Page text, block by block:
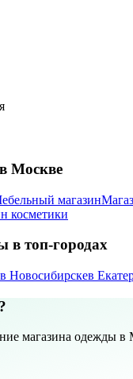
Москве
магазин
косметики
в топ-городах
в Новосибирскев
магазина одежды в